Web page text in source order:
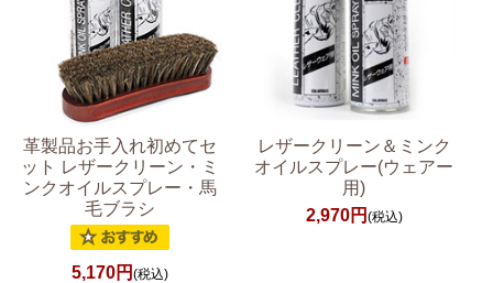
革製品お手入れ初めてセ
ット レザークリーン・ミ
ンクオイルスプレー・馬
毛ブラシ
5,170円(税込)
レザークリーン＆ミンク
オイルスプレー(ウェアー
用)
2,970円 (税込)